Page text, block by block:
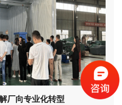
厂向专业化转型